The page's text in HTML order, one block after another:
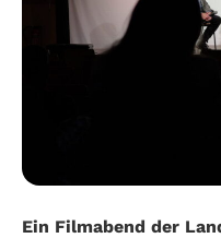
Ein Filmabend der